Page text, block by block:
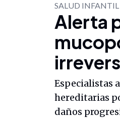
SALUD
Alerta
Especialistas
hereditarias
daños